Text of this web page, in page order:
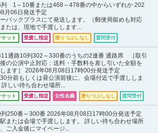
1～10番または468～478番の中からいずれか 202
月06日発送予定
パックプラスにて発送します。（郵便局留めも対応
たは、現地で手渡しします...
ケット 受渡し指定 塗りつぶしなし 質問受付
通路10列302～330番のうちの2連番 通路席 ［取引
の公演中止対応：送料・手数料を差し引いた全額を
ます］ 2026年08月08日17時00分発送予定
分前もしくは昼公演前後に、会場付近で手渡ししま
詳しい待ち合わせ場所...
ケット 受渡し指定 女性名義 塗りつぶしなし 質問受付
250番～300番 2026年08月08日17時00分発送予定
または会場で手渡しします。 詳しい待ち合わせ場所
ご入金後にマイページ...